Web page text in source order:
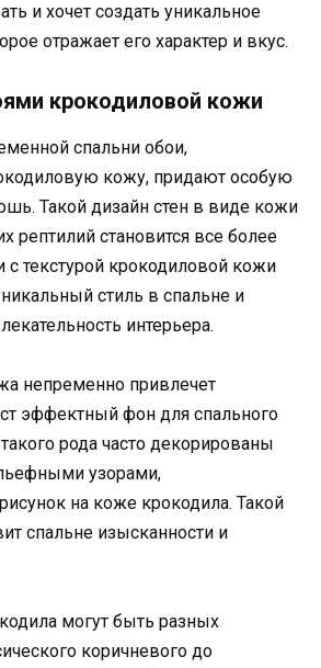
и хочет создать уникальное
отражает его характер и вкус.
крокодиловой кожи
спальни обои,
кожу, придают особую
Такой дизайн стен в виде кожи
рептилий становится все более
текстурой крокодиловой кожи
стиль в спальне и
интерьера.
непременно привлечет
эффектный фон для спального
рода часто декорированы
узорами,
на коже крокодила. Такой
спальне изысканности и
могут быть разных
коричневого до